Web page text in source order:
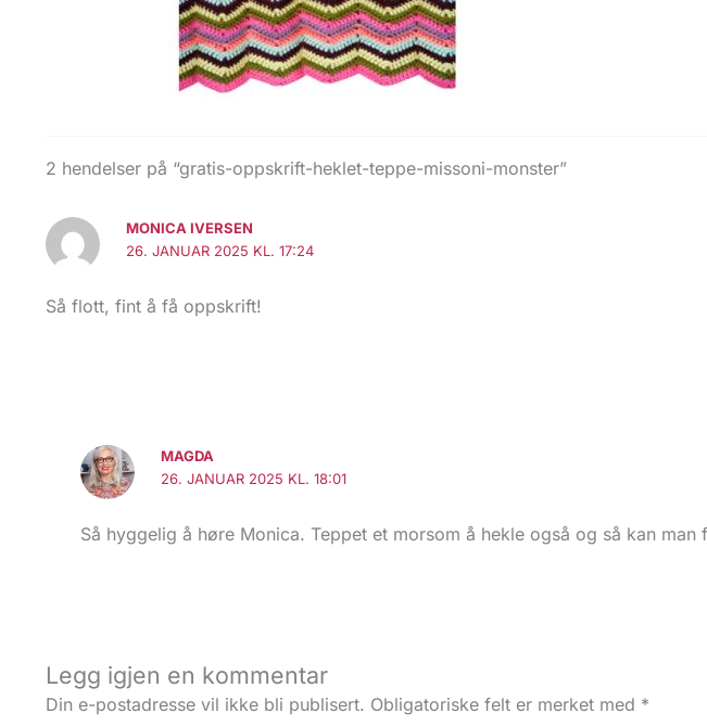
2 hendelser på “gratis-oppskrift-heklet-teppe-missoni-monster”
MONICA IVERSEN
26. JANUAR 2025 KL. 17:24
Så flott, fint å få oppskrift!
MAGDA
26. JANUAR 2025 KL. 18:01
Så hyggelig å høre Monica. Teppet et morsom å hekle også og så kan
Legg igjen en kommentar
Din e-postadresse vil ikke bli publisert. Obligatoriske felt er merket med *